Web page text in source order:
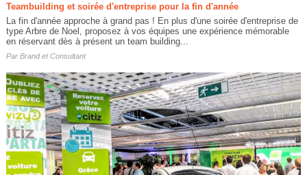
Teambuilding et soirée d'entreprise pour la fin d'année
La fin d'année approche à grand pas ! En plus d'une soirée d'entreprise de
type Arbre de Noel, proposez à vos équipes une expérience mémorable
en réservant dès à présent un team building...
Par Brand et Consultant